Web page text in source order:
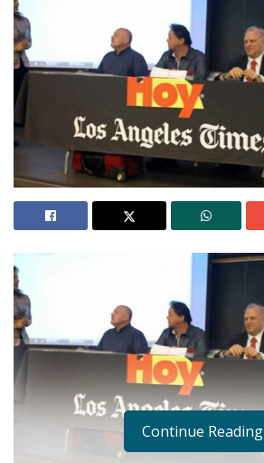
Continue Reading